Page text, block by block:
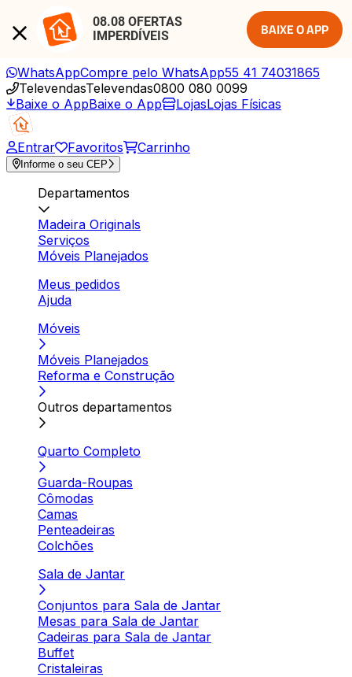
08.08 OFERTAS
IMPERDÍVEIS
BAIXE O APP
WhatsAppCompre pelo WhatsApp55 41 74031865
TelevendasTelevendas0800 080 0099
Baixe o AppBaixe o App LojasLojas Físicas
Entrar Favoritos Carrinho
Informe o seu CEP
Departamentos
Madeira Originals
Serviços
Móveis Planejados
Meus pedidos
Ajuda
Móveis
Móveis Planejados
Reforma e Construção
Outros departamentos
Quarto Completo
Guarda-Roupas
Cômodas
Camas
Penteadeiras
Colchões
Sala de Jantar
Conjuntos para Sala de Jantar
Mesas para Sala de Jantar
Cadeiras para Sala de Jantar
Buffet
Cristaleiras